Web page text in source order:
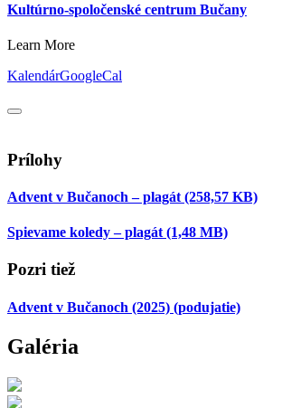
Kultúrno-spoločenské centrum Bučany
Learn More
KalendárGoogleCal
Prílohy
Advent v Bučanoch – plagát (258,57 KB)
Spievame koledy – plagát (1,48 MB)
Pozri tiež
Advent v Bučanoch (2025) (podujatie)
Galéria